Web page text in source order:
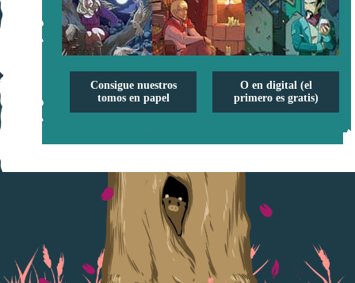
Consigue nuestros
tomos en papel
O en digital (el
primero es gratis)